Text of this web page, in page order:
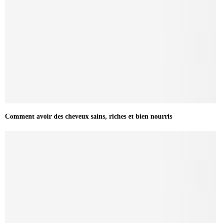
Comment avoir des cheveux sains, riches et bien nourris